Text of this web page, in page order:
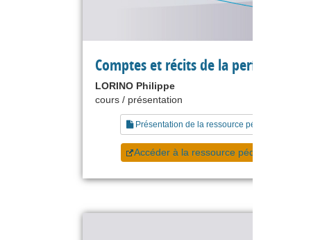
Comptes et récits de la performance
LORINO Philippe
cours / présentation
Présentation de la ressource pédagogique
Accéder à la ressource pédagogique